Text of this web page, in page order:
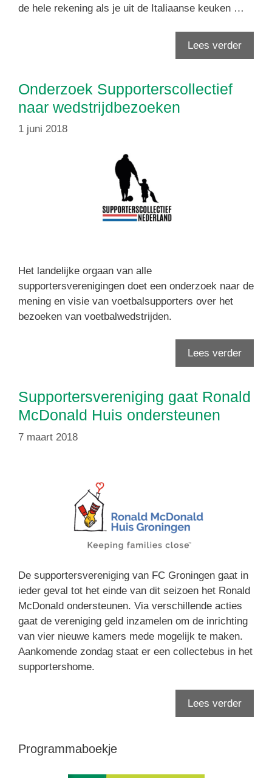
de hele rekening als je uit de Italiaanse keuken …
Lees verder
Onderzoek Supporterscollectief
naar wedstrijdbezoeken
1 juni 2018
Het landelijke orgaan van alle
supportersverenigingen doet een onderzoek naar de
mening en visie van voetbalsupporters over het
bezoeken van voetbalwedstrijden.
Lees verder
Supportersvereniging gaat Ronald
McDonald Huis ondersteunen
7 maart 2018
De supportersvereniging van FC Groningen gaat in
ieder geval tot het einde van dit seizoen het Ronald
McDonald ondersteunen. Via verschillende acties
gaat de vereniging geld inzamelen om de inrichting
van vier nieuwe kamers mede mogelijk te maken.
Aankomende zondag staat er een collectebus in het
supportershome.
Lees verder
Programmaboekje